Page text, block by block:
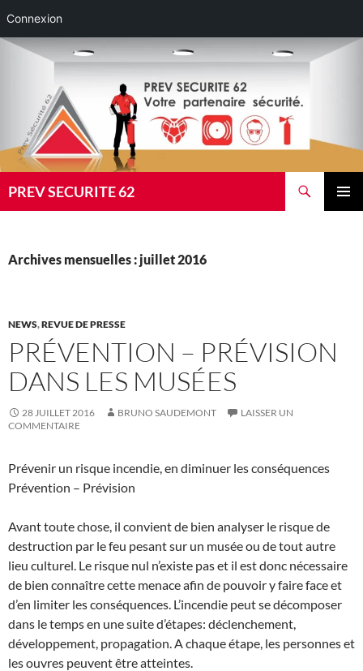
Connexion
Aller
PREV SECURITE 62
Archives mensuelles : juillet 2016
NEWS,REVUE DE PRESSE
PRÉVENTION – PRÉVISION
DANS LES MUSÉES
28 JUILLET 2016 BRUNO SAUDEMONT
LAISSER UN
COMMENTAIRE
Prévenir un risque incendie, en diminuer les conséquences
Prévention – Prévision
Avant toute chose, il convient de bien analyser le risque de
destruction par le feu pesant sur un musée ou de tout autre
lieu culturel. Le risque nul n’existe pas et il est donc nécessaire
de bien connaître cette menace afin de pouvoir y faire face et
d’en limiter les conséquences. L’incendie peut se décomposer
dans le temps en une suite d’étapes: déclenchement,
développement, propagation. A chaque étape, les personnes et
les ouvres peuvent être atteintes.